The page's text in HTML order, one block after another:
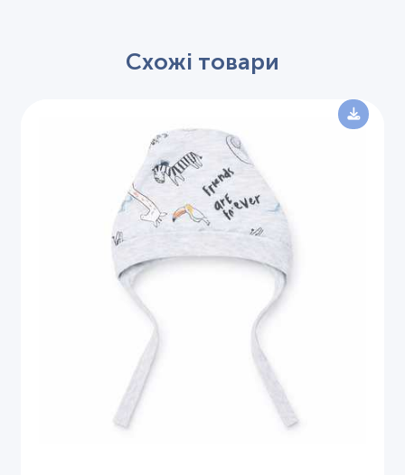
Схожі товари